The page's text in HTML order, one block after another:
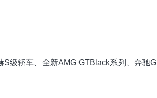
级轿车、全新AMG GTBlack系列、奔驰G